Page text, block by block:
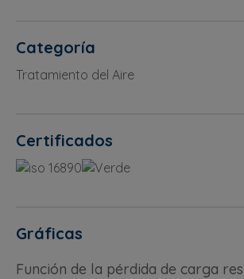
Categoría
Tratamiento del Aire
Certificados
Gráficas
Función de la pérdida de carga